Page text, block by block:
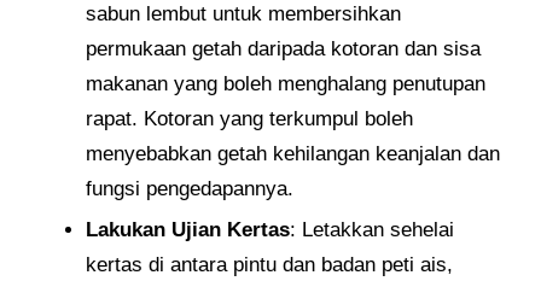
sabun lembut untuk membersihkan
permukaan getah daripada kotoran dan sisa
makanan yang boleh menghalang penutupan
rapat. Kotoran yang terkumpul boleh
menyebabkan getah kehilangan keanjalan dan
fungsi pengedapannya.
Lakukan Ujian Kertas: Letakkan sehelai
kertas di antara pintu dan badan peti ais,